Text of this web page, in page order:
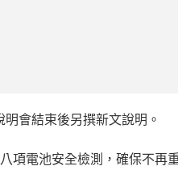
會結束後另撰新文說明。
項電池安全檢測，確保不再